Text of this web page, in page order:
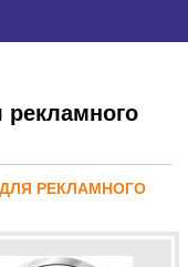
РЕКЛАМНОГО